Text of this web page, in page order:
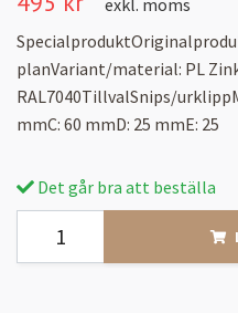
planVariant/material: PL
RAL7040TillvalSnips/
mmC: 60 mmD: 25 mmE: 25
Det går bra att beställa